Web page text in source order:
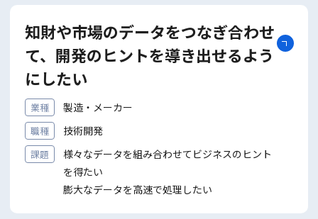
知財や市場のデータをつなぎ合わせ
て、開発のヒントを導き出せるよう
にしたい
業種 製造・メーカー
職種 技術開発
課題
様々なデータを組み合わせてビジネスのヒント
を得たい
膨⼤なデータを⾼速で処理したい